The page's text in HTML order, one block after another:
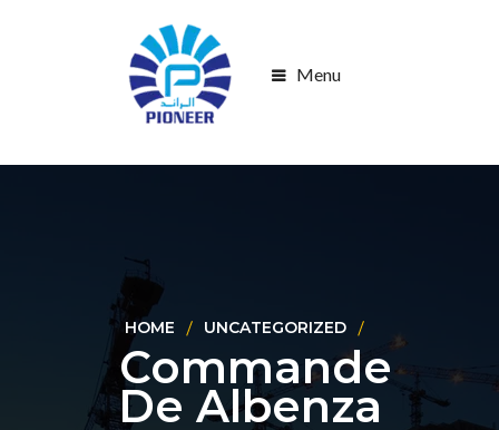
Menu
HOME UNCATEGORIZED
Commande
De Albenza